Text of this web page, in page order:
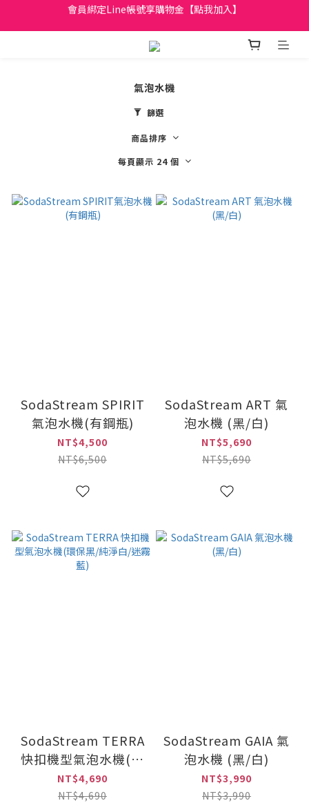
日立家電、國際牌 原廠管制價格 私訊優惠價
全館滿299元免運
氣泡水機
篩選
商品排序
每頁顯示 24 個
SodaStream SPIRIT
氣泡水機(有鋼瓶)
NT$4,500
NT$6,500
SodaStream ART 氣
泡水機 (黑/白)
NT$5,690
NT$5,690
SodaStream TERRA
快扣機型氣泡水機(環
保黑/純淨白/迷霧藍)
NT$4,690
NT$4,690
SodaStream GAIA 氣
泡水機 (黑/白)
NT$3,990
NT$3,990